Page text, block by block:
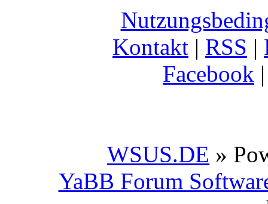
Kontakt | RSS |
Facebook
WSUS.DE »
YaBB Forum